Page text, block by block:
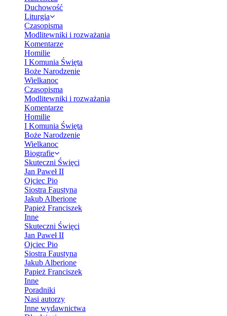
Duchowość
Liturgia
Czasopisma
Modlitewniki i rozważania
Komentarze
Homilie
I Komunia Święta
Boże Narodzenie
Wielkanoc
Czasopisma
Modlitewniki i rozważania
Komentarze
Homilie
I Komunia Święta
Boże Narodzenie
Wielkanoc
Biografie
Skuteczni Święci
Jan Paweł II
Ojciec Pio
Siostra Faustyna
Jakub Alberione
Papież Franciszek
Inne
Skuteczni Święci
Jan Paweł II
Ojciec Pio
Siostra Faustyna
Jakub Alberione
Papież Franciszek
Inne
Poradniki
Nasi autorzy
Inne wydawnictwa